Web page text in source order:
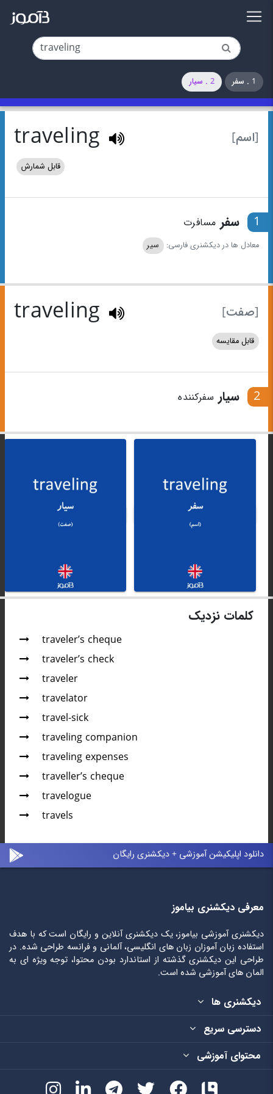
1 . سفر 2 . سیار
[اسم] traveling
قابل شمارش
1 سفر مسافرت
معادل ها در دیکشنری فارسی: سیر
[صفت] traveling
قابل مقایسه
2 سیار سفرکننده
کلمات نزدیک
traveler’s cheque
traveler’s check
traveler
travelator
travel-sick
traveling companion
traveling expenses
traveller’s cheque
travelogue
travels
دانلود اپلیکیشن آموزشی + دیکشنری رایگان
معرفی دیکشنری بیاموز
دیکشنری آموزشی بیاموز، یک دیکشنری آنلاین و رایگان است که با هدف
استفاده زبان آموزان زبان های انگلیسی، آلمانی و فرانسه طراحی شده. در
طراحی این دیکشنری گذشته از استاندارد بودن محتوا، توجه ویژه ای به
المان های آموزشی شده است.
دیکشنری ها
دسترسی سریع
محتوای آموزشی